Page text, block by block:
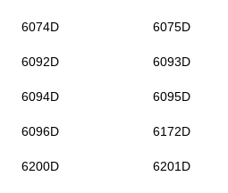
6074D 6075D
6092D 6093D
6094D 6095D
6096D 6172D
6200D 6201D